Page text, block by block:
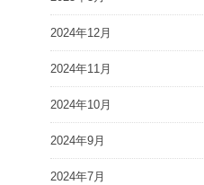
2024年12月
2024年11月
2024年10月
2024年9月
2024年7月